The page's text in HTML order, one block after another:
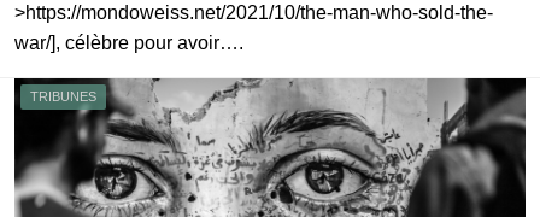
>https://mondoweiss.net/2021/10/the-man-who-sold-the-
war/], célèbre pour avoir….
TRIBUNES